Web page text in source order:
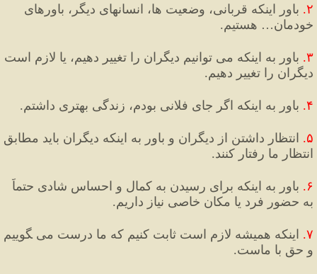
۲.
خودمان… هستیم.
۳.
دیگران را تغییر دهیم.
۴. باور به اینکه اگر جای فلانی بودم، زندگی بهتری داشتم.
۵.
انتظار ما رفتار کنند.
۶.
به حضور فرد یا مکان خاصی نیاز داریم.
۷.
و ﺣﻖ ﺑﺎ ﻣﺎﺳﺖ.